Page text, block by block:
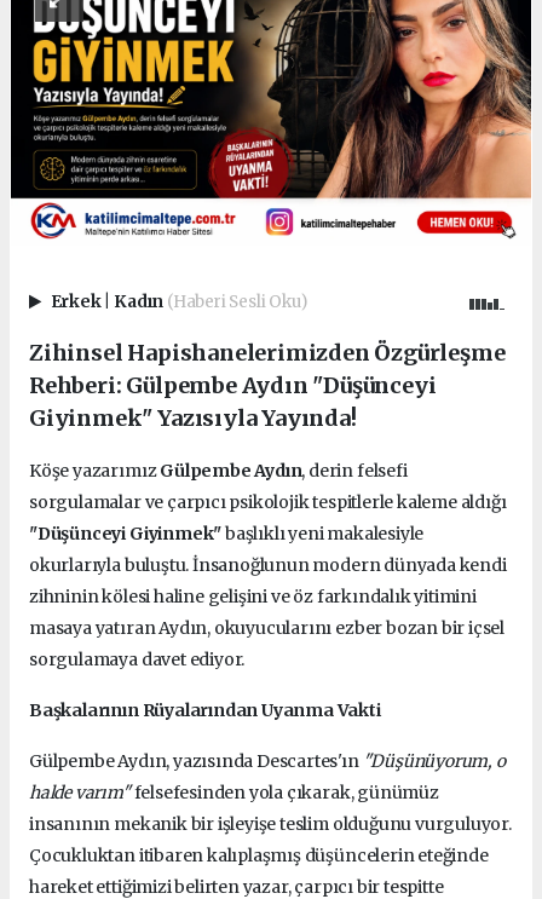
Erkek Kadın (Haberi Sesli Oku)
Zihinsel Hapishanelerimizden Özgürleşme
Rehberi: Gülpembe Aydın "Düşünceyi
Giyinmek" Yazısıyla Yayında!
Köşe yazarımızGülpembe Aydın, derin felsefi
sorgulamalar ve çarpıcı psikolojik tespitlerle kaleme aldığı
"Düşünceyi Giyinmek"başlıklı yeni makalesiyle
okurlarıyla buluştu. İnsanoğlunun modern dünyada kendi
zihninin kölesi haline gelişini ve öz farkındalık yitimini
masaya yatıran Aydın, okuyucularını ezber bozan bir içsel
sorgulamaya davet ediyor.
Başkalarının Rüyalarından Uyanma Vakti
Gülpembe Aydın, yazısında Descartes'ın "Düşünüyorum, o
halde varım"felsefesinden yola çıkarak, günümüz
insanının mekanik bir işleyişe teslim olduğunu vurguluyor.
Çocukluktan itibaren kalıplaşmış düşüncelerin eteğinde
hareket ettiğimizi belirten yazar, çarpıcı bir tespitte